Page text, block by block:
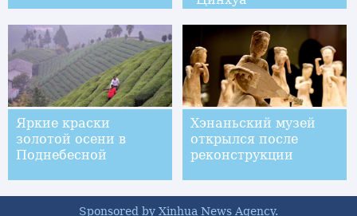
Яркие краски
золотой осени в
Поднебесной
Хэнаньский музей
открылся после
реконструкции
Sponsored by Xinhua News Agency.